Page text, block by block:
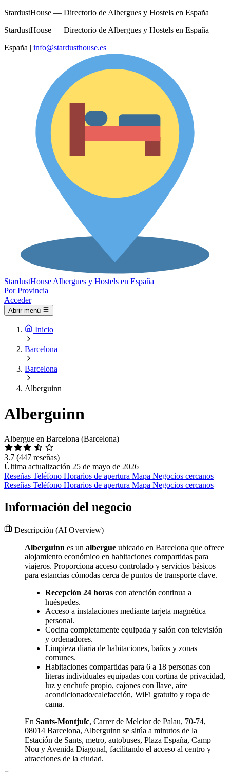
StardustHouse — Directorio de Albergues y Hostels en España
StardustHouse — Directorio de Albergues y Hostels en España
España | info@stardusthouse.es
StardustHouse Albergues y Hostels en España
Por Provincia
Acceder
Abrir menú
Inicio
Barcelona
Barcelona
Alberguinn
Alberguinn
Albergue en Barcelona (Barcelona)
3.7 (447 reseñas)
Última actualización 25 de mayo de 2026
Reseñas Teléfono Horarios de apertura Mapa Negocios cercanos
Reseñas Teléfono Horarios de apertura Mapa Negocios cercanos
Información del negocio
Descripción (AI Overview)
Alberguinn es un albergue ubicado en Barcelona que ofrece
alojamiento económico en habitaciones compartidas para
viajeros. Proporciona acceso controlado y servicios básicos
para estancias cómodas cerca de puntos de transporte clave.
Recepción 24 horas con atención continua a
huéspedes.
Acceso a instalaciones mediante tarjeta magnética
personal.
Cocina completamente equipada y salón con televisión
y ordenadores.
Limpieza diaria de habitaciones, baños y zonas
comunes.
Habitaciones compartidas para 6 a 18 personas con
literas individuales equipadas con cortina de privacidad,
luz y enchufe propio, cajones con llave, aire
acondicionado/calefacción, WiFi gratuito y ropa de
cama.
En Sants-Montjuïc, Carrer de Melcior de Palau, 70-74,
08014 Barcelona, Alberguinn se sitúa a minutos de la
Estación de Sants, metro, autobuses, Plaza España, Camp
Nou y Avenida Diagonal, facilitando el acceso al centro y
atracciones de la ciudad.